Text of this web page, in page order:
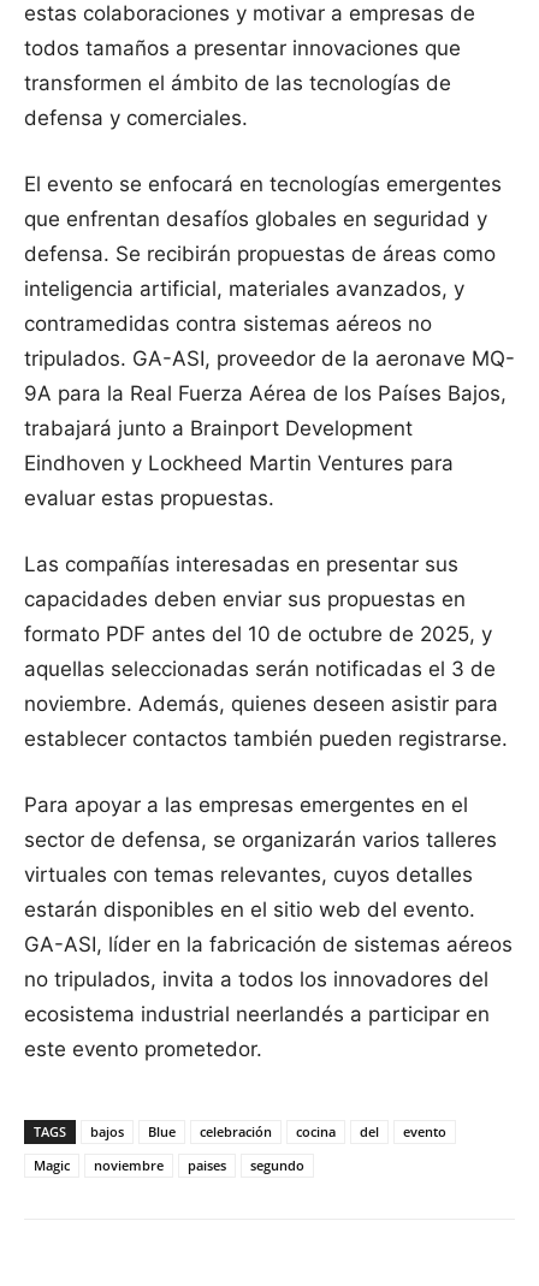
estas colaboraciones y motivar a empresas de
todos tamaños a presentar innovaciones que
transformen el ámbito de las tecnologías de
defensa y comerciales.
El evento se enfocará en tecnologías emergentes
que enfrentan desafíos globales en seguridad y
defensa. Se recibirán propuestas de áreas como
inteligencia artificial, materiales avanzados, y
contramedidas contra sistemas aéreos no
tripulados. GA-ASI, proveedor de la aeronave MQ-
9A para la Real Fuerza Aérea de los Países Bajos,
trabajará junto a Brainport Development
Eindhoven y Lockheed Martin Ventures para
evaluar estas propuestas.
Las compañías interesadas en presentar sus
capacidades deben enviar sus propuestas en
formato PDF antes del 10 de octubre de 2025, y
aquellas seleccionadas serán notificadas el 3 de
noviembre. Además, quienes deseen asistir para
establecer contactos también pueden registrarse.
Para apoyar a las empresas emergentes en el
sector de defensa, se organizarán varios talleres
virtuales con temas relevantes, cuyos detalles
estarán disponibles en el sitio web del evento.
GA-ASI, líder en la fabricación de sistemas aéreos
no tripulados, invita a todos los innovadores del
ecosistema industrial neerlandés a participar en
este evento prometedor.
TAGS bajos Blue celebración cocina del
evento
Magic
noviembre paises segundo